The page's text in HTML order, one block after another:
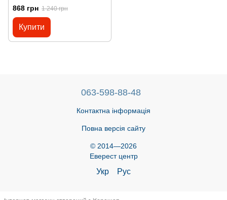
868 грн 1 240 грн
Купити
063-598-88-48
Контактна інформація
Повна версія сайту
© 2014—2026
Еверест центр
Укр Рус